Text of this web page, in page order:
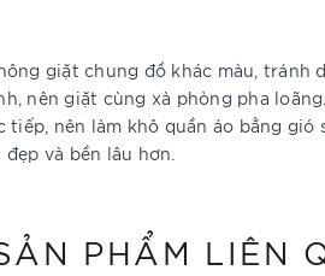
giặt chung đồ khác màu, tránh
nên giặt cùng xà phòng pha loãng.
nên làm khô quần áo bằng gió
và bền lâu hơn.
PHẨM LIÊN